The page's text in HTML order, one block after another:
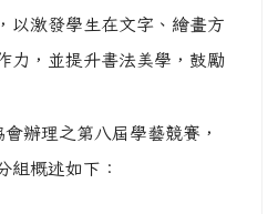
以激發學生在文字、繪畫方
力，並提升書法美學，鼓勵
辦理之第八屆學藝競賽，
組概述如下：